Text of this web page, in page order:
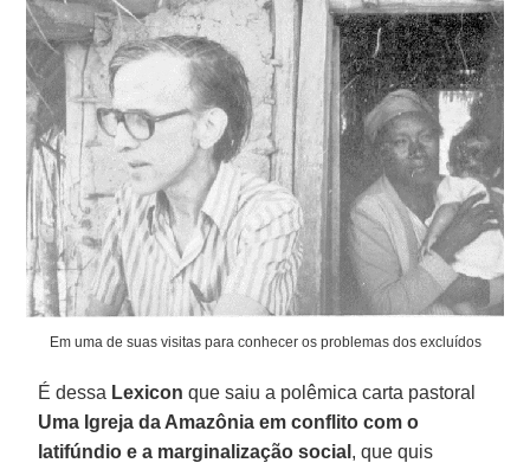
Em uma de suas visitas para conhecer os problemas dos excluídos
É dessa Lexicon que saiu a polêmica carta pastoral
Uma Igreja da Amazônia em conflito com o
latifúndio e a marginalização social , que quis